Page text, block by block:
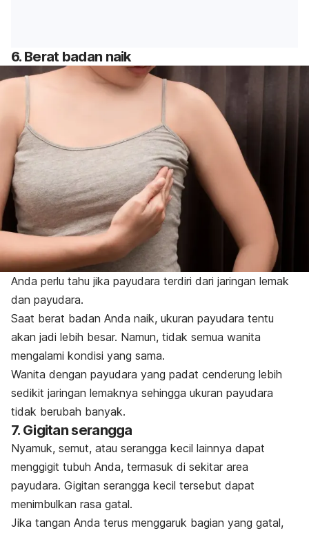
6. Berat badan naik
Anda perlu tahu jika payudara terdiri dari jaringan lemak
dan payudara.
Saat berat badan Anda naik, ukuran payudara tentu
akan jadi lebih besar. Namun, tidak semua wanita
mengalami kondisi yang sama.
Wanita dengan payudara yang padat cenderung lebih
sedikit jaringan lemaknya sehingga ukuran payudara
tidak berubah banyak.
7. Gigitan serangga
Nyamuk, semut, atau serangga kecil lainnya dapat
menggigit tubuh Anda, termasuk di sekitar area
payudara. Gigitan serangga kecil tersebut dapat
menimbulkan rasa gatal.
Jika tangan Anda terus menggaruk bagian yang gatal,